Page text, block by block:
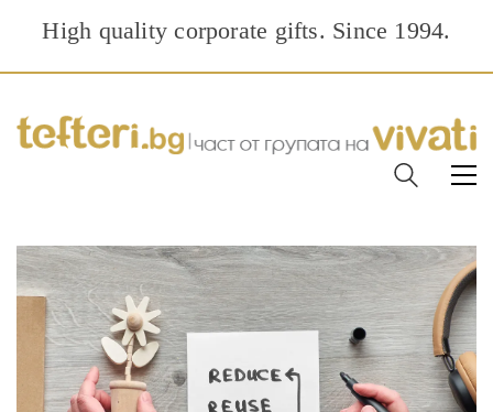
High quality corporate gifts. Since 1994.